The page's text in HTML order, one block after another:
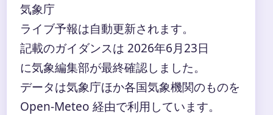
気象庁
ライブ予報は自動更新されます。
記載のガイダンスは 2026年6月23日
に気象編集部が最終確認しました。
データは気象庁ほか各国気象機関のものを
Open-Meteo 経由で利用しています。